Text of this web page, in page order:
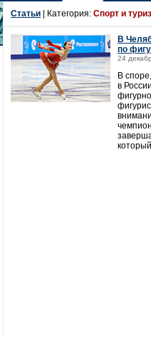
Статьи | Категория: Спорт и
В
по
24
В
в